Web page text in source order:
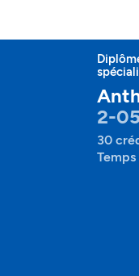
2-
30